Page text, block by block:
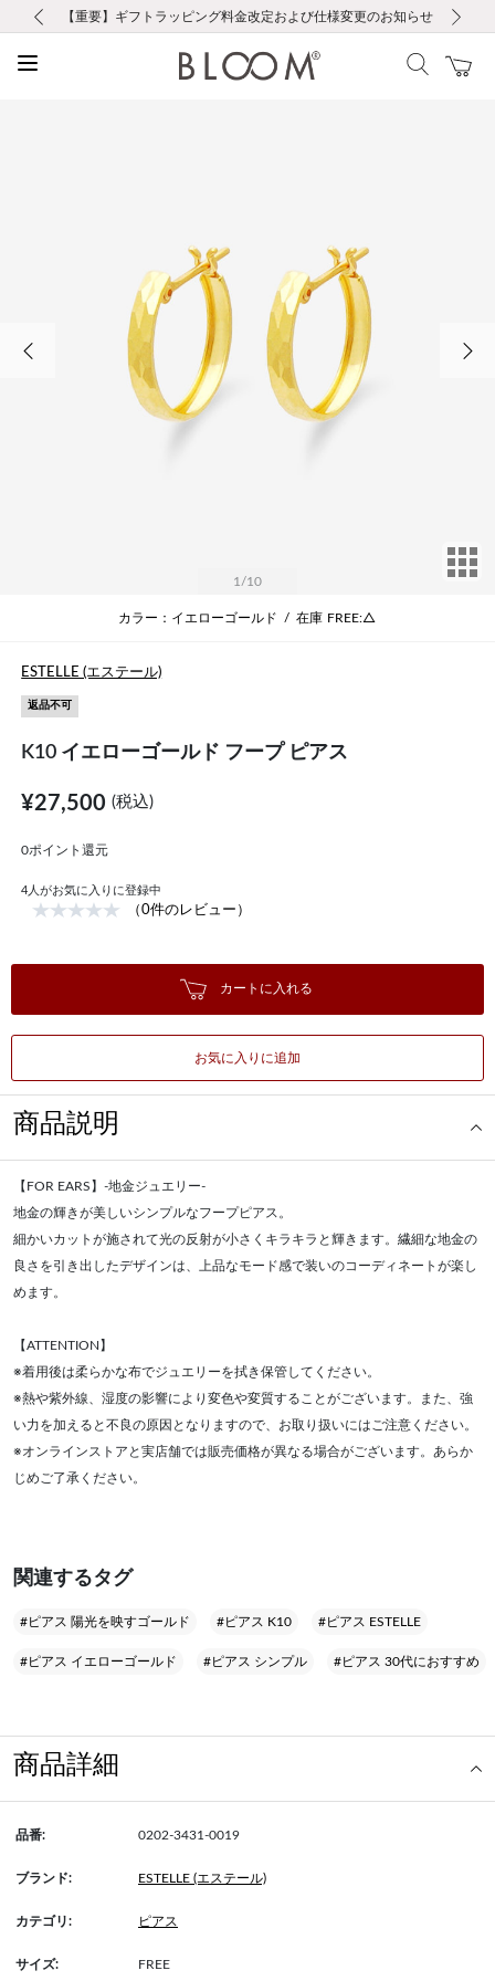
お修理・アフターサービスのご案内
【重要】令和８年熊本地震に伴う集配への影響について
【重要】ギフトラッピング料金改定および仕様変更のお知らせ
【重要】夏季休業の営業についてのご案内
税込5,500円以上で送料無料｜最短24時間以内に発送
新規会員登録で1000ポイントプレゼント！
新規LINE友だち登録で500円クーポンプレゼント
会員限定！レビュー投稿で100ポイントプレゼント
お修理・アフターサービスのご案内
【重要】令和８年熊本地震に伴う集配への影響について
1 /10
カラー：イエローゴールド / 在庫 FREE:△
ESTELLE (エステール)
返品不可
K10 イエローゴールド フープ ピアス
¥27,500(税込)
0ポイント還元
4 人がお気に入りに登録中
（0件のレビュー）
カートに入れる
お気に入りに追加
商品説明
【FOR EARS】-地金ジュエリー-
地金の輝きが美しいシンプルなフープピアス。
細かいカットが施されて光の反射が小さくキラキラと輝きます。繊細な地金の
良さを引き出したデザインは、上品なモード感で装いのコーディネートが楽し
めます。
【ATTENTION】
※着用後は柔らかな布でジュエリーを拭き保管してください。
※熱や紫外線、湿度の影響により変色や変質することがございます。また、強
い力を加えると不良の原因となりますので、お取り扱いにはご注意ください。
※オンラインストアと実店舗では販売価格が異なる場合がございます。あらか
じめご了承ください。
関連するタグ
#ピアス 陽光を映すゴールド #ピアス K10 #ピアス ESTELLE
#ピアス イエローゴールド #ピアス シンプル #ピアス 30代におすすめ
商品詳細
品番: 0202-3431-0019
ブランド: ESTELLE (エステール)
カテゴリ: ピアス
サイズ: FREE